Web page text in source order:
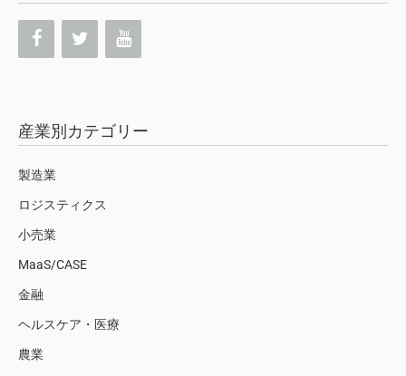
産業別カテゴリー
製造業
ロジスティクス
小売業
MaaS/CASE
金融
ヘルスケア・医療
農業